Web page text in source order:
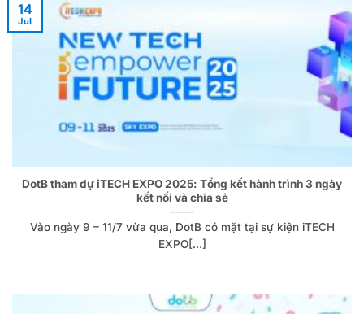
DotB tham dự iTECH EXPO 2025: Tổng kết hành trình 3 ngày
kết nối và chia sẻ
Vào ngày 9 – 11/7 vừa qua, DotB có mặt tại sự kiện iTECH
EXPO[...]
14
Jul